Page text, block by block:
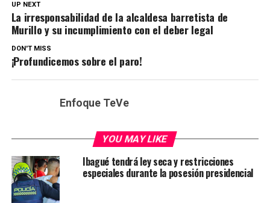
UP NEXT
La irresponsabilidad de la alcaldesa barretista de
Murillo y su incumplimiento con el deber legal
DON'T MISS
¡Profundicemos sobre el paro!
Enfoque TeVe
YOU MAY LIKE
Ibagué tendrá ley seca y restricciones
especiales durante la posesión presidencial